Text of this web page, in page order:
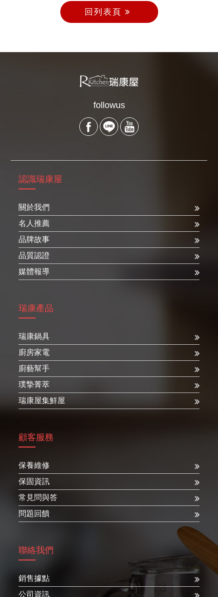
回列表頁
followus
認識瑞康屋
關於我們
名人推薦
品牌故事
品質認證
媒體報導
瑞康產品
瑞康鍋具
廚房家電
廚藝幫手
璞摯菁萃
瑞康屋集鮮屋
顧客服務
保養維修
保固資訊
常見問與答
問題回饋
聯絡我們
銷售據點
公司資訊